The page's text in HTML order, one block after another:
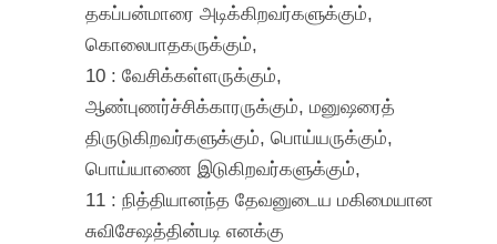
தகப்பன்மாரை அடிக்கிறவர்களுக்கும்,
கொலைபாதகருக்கும்,
10 : வேசிக்கள்ளருக்கும்,
ஆண்புணர்ச்சிக்காரருக்கும், மனுஷரைத்
திருடுகிறவர்களுக்கும், பொய்யருக்கும்,
பொய்யாணை இடுகிறவர்களுக்கும்,
11 : நித்தியானந்த தேவனுடைய மகிமையான
சுவிசேஷத்தின்படி எனக்கு